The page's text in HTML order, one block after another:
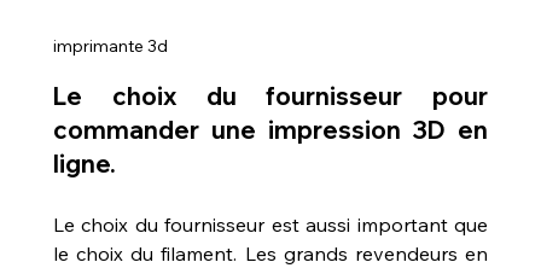
imprimante 3d
Le choix du fournisseur pour
commander une impression 3D en
ligne.
Le choix du fournisseur est aussi important que
le choix du filament. Les grands revendeurs en